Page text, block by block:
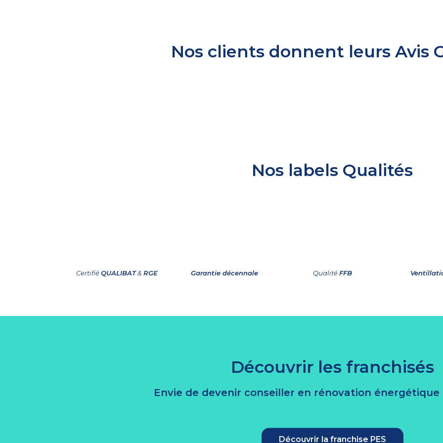
Nos clients donnent leurs Avis
Nos labels Qualités
CertifiéQUALIBAT& RGE Garantie décennale QualitéFFB
Découvrir les franchisés
Envie de devenir conseiller en rénovation
Découvrir la franchise PES